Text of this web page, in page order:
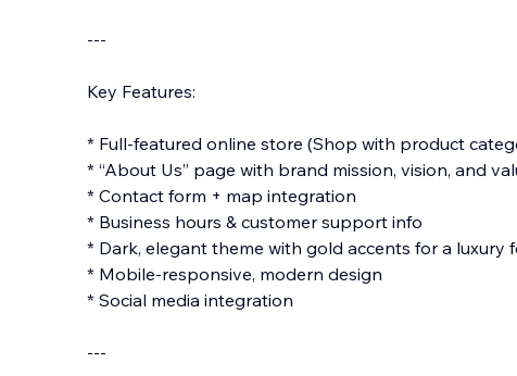
---
Key Features:
* Full-featured online store (Shop with product
* “About Us” page with brand mission, vision, and
* Contact form + map integration
* Business hours & customer support info
* Dark, elegant theme with gold accents for a luxury
* Mobile-responsive, modern design
* Social media integration
---